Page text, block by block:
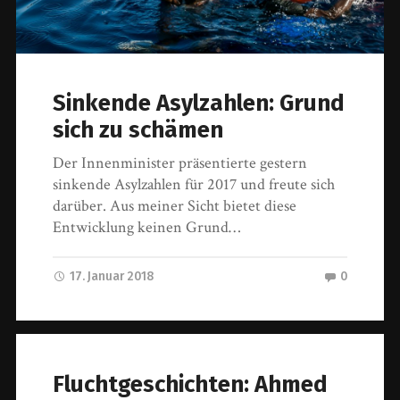
Sinkende Asylzahlen: Grund
sich zu schämen
Der Innenminister präsentierte gestern
sinkende Asylzahlen für 2017 und freute sich
darüber. Aus meiner Sicht bietet diese
Entwicklung keinen Grund…
17. Januar 2018 0
Fluchtgeschichten: Ahmed